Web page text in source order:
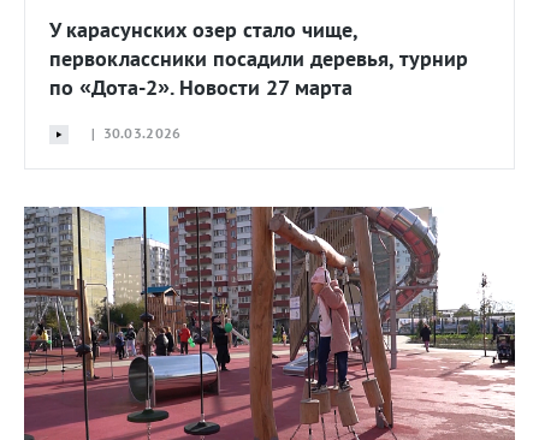
У карасунских озер стало чище,
первоклассники посадили деревья, турнир
по «Дота-2». Новости 27 марта
| 30.03.2026